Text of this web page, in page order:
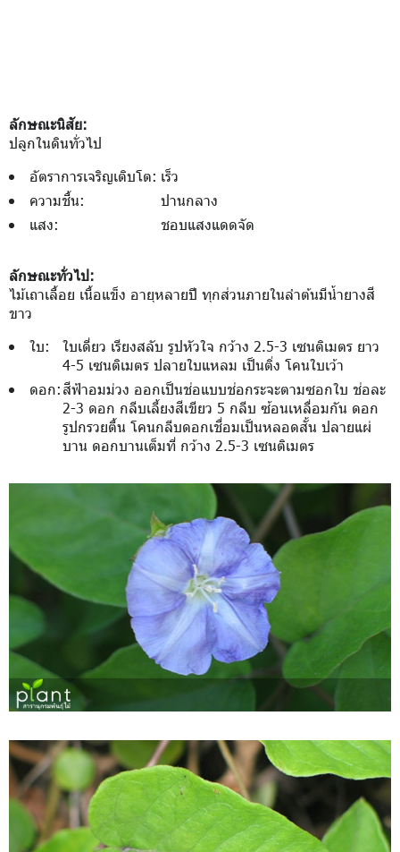
ลักษณะนิสัย:
ปลูกในดินทั่วไป
อัตราการเจริญเติบโต: เร็ว
ความชื้น:
ปานกลาง
แสง:
ชอบแสงแดดจัด
ลักษณะทั่วไป:
ไม้เถาเลื้อย เนื้อแข็ง อายุหลายปี ทุกส่วนภายในลำต้นมีน้ำยางสี
ขาว
ใบ:
ใบเดี่ยว เรียงสลับ รูปหัวใจ กว้าง 2.5-3 เซนติเมตร ยาว
4-5 เซนติเมตร ปลายใบแหลม เป็นติ่ง โคนใบเว้า
ดอก:สีฟ้าอมม่วง ออกเป็นช่อแบบช่อกระจะตามซอกใบ ช่อละ
2-3 ดอก กลีบเลี้ยงสีเขียว 5 กลีบ ซ้อนเหลื่อมกัน ดอก
รูปกรวยตื้น โคนกลีบดอกเชื่อมเป็นหลอดสั้น ปลายแผ่
บาน ดอกบานเต็มที่ กว้าง 2.5-3 เซนติเมตร